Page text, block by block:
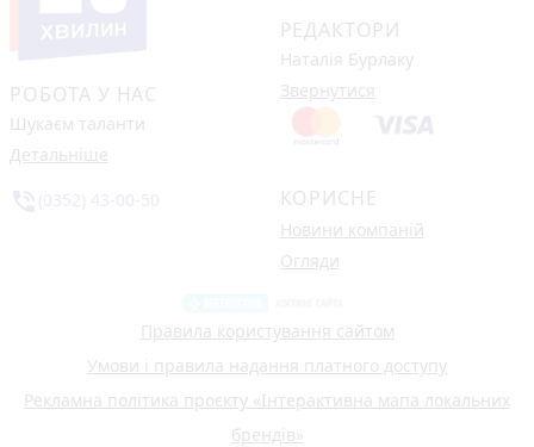
РОБОТА У НАС
Шукаєм таланти
Детальніше
РЕДАКТОРИ
Наталія Бурлаку
Звернутися
КОРИСНЕ
Новини компаній
Огляди
Правила користування сайтом
Умови і правила надання платного доступу
Рекламна політика проєкту «Інтерактивна мапа локальних
брендів»